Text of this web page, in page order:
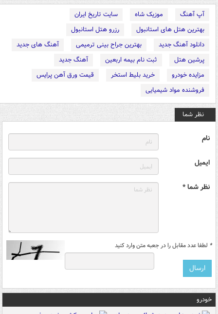
آپ آهنگ موزیک شاه
سایت تاریخ ایران
بهترین هتل های استانبول
رزرو هتل استانبول
دانلود آهنگ جدید
بهترین جراح بینی ترمیمی
آهنگ های جدید
پرشین هتل
ثبت نام بیمه اربعین
آهنگ جدید
مزایده خودرو
خرید بلیط استخر
قیمت ورق آهن پرایس
فروشنده مواد شیمیایی
نظر شما
نام
ایمیل
نظر شما *
* لطفا عدد مقابل را در جعبه متن وارد کنید
خودرو